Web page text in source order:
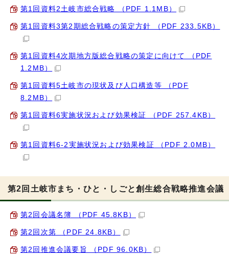
第1回資料2土岐市総合戦略 （PDF 1.1MB）
第1回資料3第2期総合戦略の策定方針 （PDF 233.5KB）
第1回資料4次期地方版総合戦略の策定に向けて （PDF
1.2MB）
第1回資料5土岐市の現状及び人口構造等 （PDF
8.2MB）
第1回資料6実施状況および効果検証 （PDF 257.4KB）
第1回資料6-2実施状況および効果検証 （PDF 2.0MB）
第2回土岐市まち・ひと・しごと創生総合戦略推進会議
第2回会議名簿 （PDF 45.8KB）
第2回次第 （PDF 24.8KB）
第2回推進会議要旨 （PDF 96.0KB）